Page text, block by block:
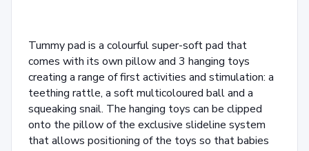
Tummy pad is a colourful super-soft pad that
comes with its own pillow and 3 hanging toys
creating a range of first activities and stimulation: a
teething rattle, a soft multicoloured ball and a
squeaking snail. The hanging toys can be clipped
onto the pillow of the exclusive slideline system
that allows positioning of the toys so that babies